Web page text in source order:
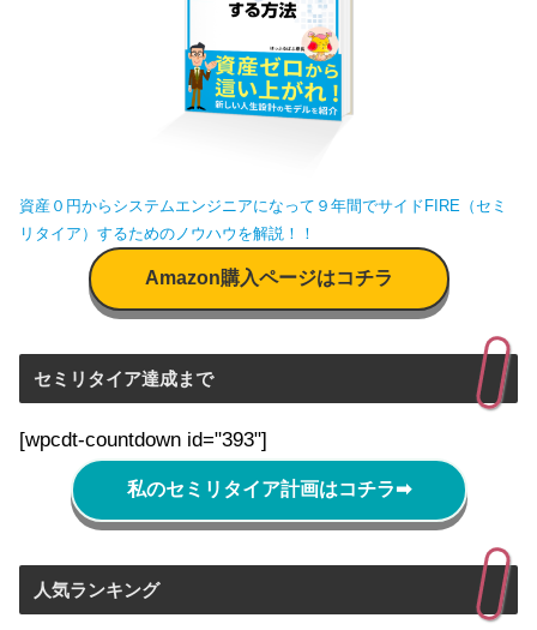
資産０円からシステムエンジニアになって９年間でサイドFIRE（セミ
リタイア）するためのノウハウを解説！！
Amazon購入ページはコチラ
セミリタイア達成まで
[wpcdt-countdown id="393"]
私のセミリタイア計画はコチラ➡
人気ランキング